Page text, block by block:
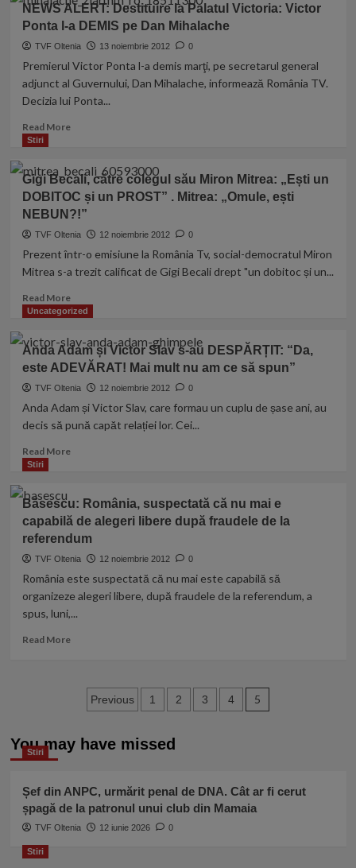
familiari”
a
statului
la
DIICOT
împotriva
lui
Paszkany
şi
mită,
înşelăciune
şi
spălare
bani
NEWS ALERT: Destituire la Palatul Victoria: Victor
Ponta l-a DEMIS pe Dan Mihalache
TVF Oltenia 13 noiembrie 2012 0
Premierul Victor Ponta l-a demis marţi, pe secretarul general
adjunct al Guvernului, Dan Mihalache, informează România TV.
Decizia lui Ponta...
Read MoreRead
NEWS
ALERT:
Destituire
la
Palatul
Victor
Ponta
a
DEMIS
Dan
Mihalache
Stiri
Gigi Becali, către colegul său Miron Mitrea: „Ești un
DOBITOC și un PROST” . Mitrea: „Omule, ești
NEBUN?!”
TVF Oltenia 12 noiembrie 2012 0
Prezent într-o emisiune la România Tv, social-democratul Miron
Mitrea s-a trezit calificat de Gigi Becali drept "un dobitoc și un...
Read MoreRead
more
Gigi
Becali,
către
colegul
Miron
Mitrea:
un
PROST”
.
Mitrea:
ești
NEBUN?!”
Uncategorized
Anda Adam și Victor Slav s-au DESPĂRȚIT: “Da,
este ADEVĂRAT! Mai mult nu am ce să spun”
TVF Oltenia 12 noiembrie 2012 0
Anda Adam și Victor Slav, care formau un cuplu de șase ani, au
decis să pună capăt relației lor. Cei...
Read MoreRead
Adam
și
Victor
Slav
au
DESPĂRȚIT:
“Da,
ADEVĂRAT!
spun”
Stiri
Băsescu: România, suspectată că nu mai e
capabilă de alegeri libere după fraudele de la
referendum
TVF Oltenia 12 noiembrie 2012 0
România este suspectată că nu mai este capabilă să
organizeze alegeri libere, după fraudele de la referendum, a
spus, luni,...
Read MoreRead
România,
suspectată
nu
capabilă
de
alegeri
libere
Paginație
Previous 1 2 3 4 5
You may have missed
Stiri
Șef din ANPC, urmărit penal de DNA. Cât ar fi cerut
șpagă de la patronul unui club din Mamaia
TVF Oltenia 12 iunie 2026 0
Stiri